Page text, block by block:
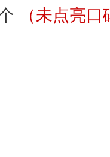
（未点亮